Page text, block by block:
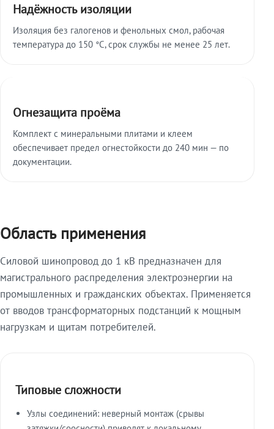
Надёжность изоляции
Изоляция без галогенов и фенольных смол, рабочая
температура до 150 °C, срок службы не менее 25 лет.
Огнезащита проёма
Комплект с минеральными плитами и клеем
обеспечивает предел огнестойкости до 240 мин — по
документации.
Область применения
Силовой шинопровод до 1 кВ предназначен для
магистрального распределения электроэнергии на
промышленных и гражданских объектах. Применяется
от вводов трансформаторных подстанций к мощным
нагрузкам и щитам потребителей.
Типовые сложности
Узлы соединений: неверный монтаж (срывы